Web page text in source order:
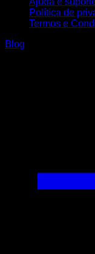
Política de
Termos e
Blog